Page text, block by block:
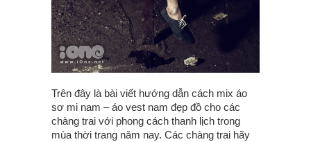
Trên đây là bài viết hướng dẫn cách mix áo
sơ mi nam – áo vest nam đẹp đồ cho các
chàng trai với phong cách thanh lịch trong
mùa thời trang năm nay. Các chàng trai hãy